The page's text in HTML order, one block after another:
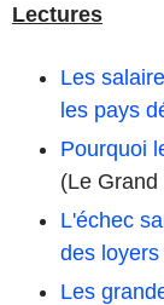
Lectures
Les
les pays
Pourquoi
(Le
L'échec
des loyers
Les